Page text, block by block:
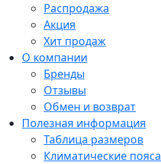
Распродажа
Акция
Хит продаж
О компании
Бренды
Отзывы
Обмен и возврат
Полезная информация
Таблица размеров
Климатические пояса